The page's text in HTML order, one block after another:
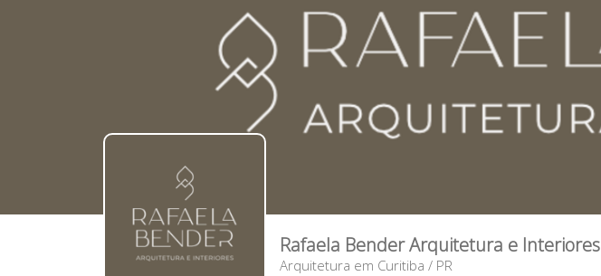
Rafaela Bender Arquitetura e Interiores
Arquitetura em Curitiba / PR